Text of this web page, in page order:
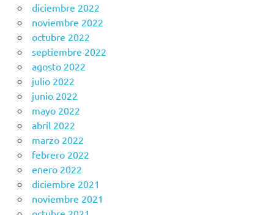
diciembre 2022
noviembre 2022
octubre 2022
septiembre 2022
agosto 2022
julio 2022
junio 2022
mayo 2022
abril 2022
marzo 2022
febrero 2022
enero 2022
diciembre 2021
noviembre 2021